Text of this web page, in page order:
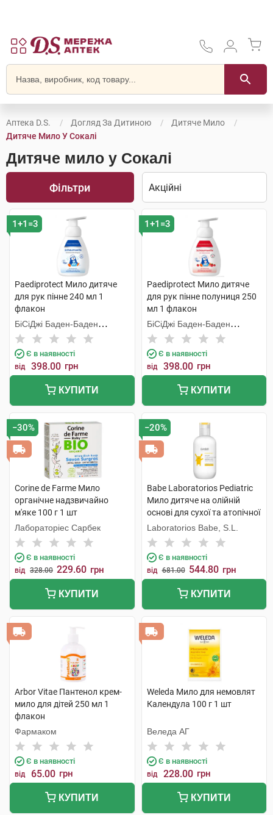
Аптека D.S. Догляд За Дитиною
Дитяче Мило
Дитяче Мило У Сокалі
Дитяче мило у Сокалі
Фільтри
1+1=3
Paediprotect Мило дитяче
для рук пінне 240 мл 1
флакон
БіСіДжі Баден-Баден
Косметікс Груп Гмбх
Є в наявності
від 398.00 грн
КУПИТИ
1+1=3
Paediprotect Мило дитяче
для рук пінне полуниця 250
мл 1 флакон
БіСіДжі Баден-Баден
Косметікс Груп Гмбх
Є в наявності
від 398.00 грн
КУПИТИ
−30%
Corine de Farme Мило
органічне надзвичайно
м'яке 100 г 1 шт
Лабораторіес Сарбек
Є в наявності
від 328.00 229.60 грн
КУПИТИ
−20%
Babe Laboratorios Pediatric
Мило дитяче на олійній
основі для сухої та атопічної
шкіри 200 мл 1 флакон
Laboratorios Babe, S.L.
Є в наявності
від 681.00 544.80 грн
КУПИТИ
Arbor Vitae Пантенол крем-
мило для дітей 250 мл 1
флакон
Фармаком
Є в наявності
від 65.00 грн
КУПИТИ
Weleda Мило для немовлят
Календула 100 г 1 шт
Веледа АГ
Є в наявності
від 228.00 грн
КУПИТИ